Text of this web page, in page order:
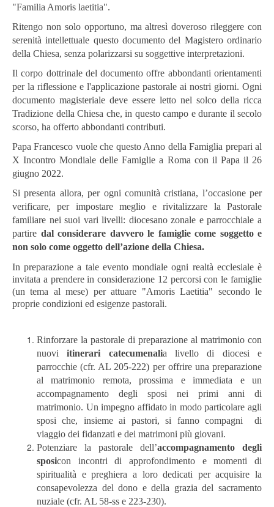
"Familia Amoris laetitia".
Ritengo non solo opportuno, ma altresì doveroso rileggere con
serenità intellettuale questo documento del Magistero ordinario
della Chiesa, senza polarizzarsi su soggettive interpretazioni.
Il corpo dottrinale del documento offre abbondanti orientamenti
per la riflessione e l'applicazione pastorale ai nostri giorni. Ogni
documento magisteriale deve essere letto nel solco della ricca
Tradizione della Chiesa che, in questo campo e durante il secolo
scorso, ha offerto abbondanti contributi.
Papa Francesco vuole che questo Anno della Famiglia prepari al
X Incontro Mondiale delle Famiglie a Roma con il Papa il 26
giugno 2022.
Si presenta allora, per ogni comunità cristiana, l’occasione per
verificare, per impostare meglio e rivitalizzare la Pastorale
familiare nei suoi vari livelli: diocesano zonale e parrocchiale a
partire dalconsiderare davvero le famiglie come soggetto e
non solo come oggetto dell’azione della Chiesa.
In preparazione a tale evento mondiale ogni realtà ecclesiale è
invitata a prendere in considerazione 12 percorsi con le famiglie
(un tema al mese) per attuare "Amoris Laetitia" secondo le
proprie condizioni ed esigenze pastorali.
Rinforzare la pastorale di preparazione al matrimonio con
nuoviitinerari catecumenalia livello di diocesi e
parrocchie (cfr. AL 205-222) per offrire una preparazione
al matrimonio remota, prossima e immediata e un
accompagnamento degli sposi nei primi anni di
matrimonio. Un impegno affidato in modo particolare agli
sposi che, insieme ai pastori, si fanno compagni di
viaggio dei fidanzati e dei matrimoni più giovani.
Potenziare la pastorale dell’accompagnamento degli
sposicon incontri di approfondimento e momenti di
spiritualità e preghiera a loro dedicati per acquisire la
consapevolezza del dono e della grazia del sacramento
nuziale (cfr. AL 58-ss e 223-230).